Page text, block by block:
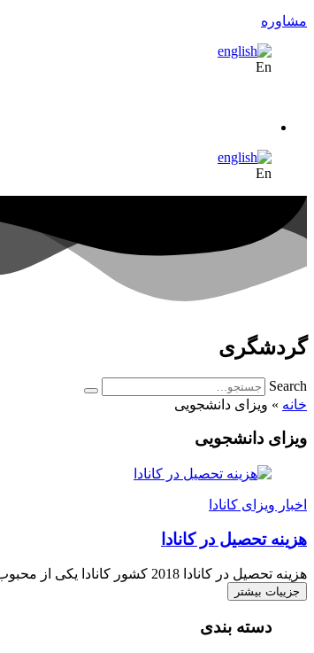
مشاوره
En
En
گردشگری
Search
خانه » ویزای دانشجویی
ویزای دانشجویی
اخبار ویزای کانادا
هزینه تحصیل در کانادا
هزینه تحصیل در کانادا 2018 کشور کانادا یکی از محبوب ترین مقصد های جهان برای دانشجویان و همچنین از بهترین مراکز تحصیلی است که، فرصت و تجربه های متنو...
جزییات بیشتر
دسته بندی